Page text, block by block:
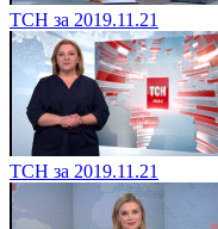
ТСН за 2019.11.21
ТСН за 2019.11.21